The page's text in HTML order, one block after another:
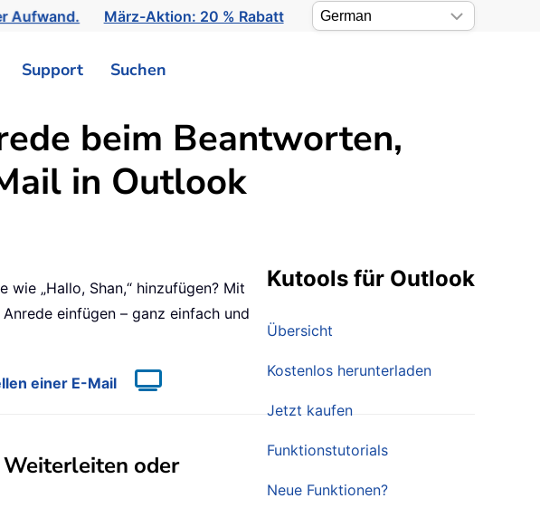
Aufwand. März-Aktion: 20 % Rabatt
Support Suchen
beim Beantworten,
in Outlook
Kutools für Outlook
Übersicht
Kostenlos herunterladen
Jetzt kaufen
Funktionstutorials
Neue Funktionen?
„Hallo, Shan,“ hinzufügen? Mit
einfügen – ganz einfach und
einer E-Mail
oder